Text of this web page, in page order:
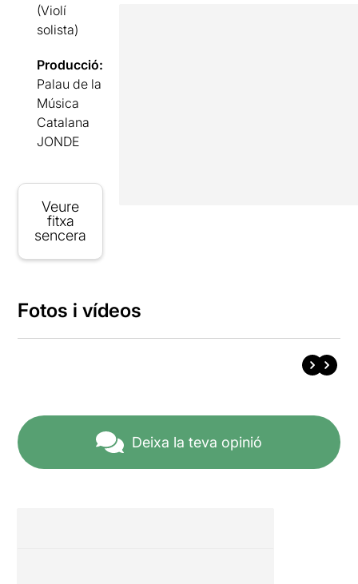
(Violí
solista)
Producció:
Palau de la
Música
Catalana
JONDE
Veure
fitxa
sencera
Fotos i vídeos
Deixa la teva opinió